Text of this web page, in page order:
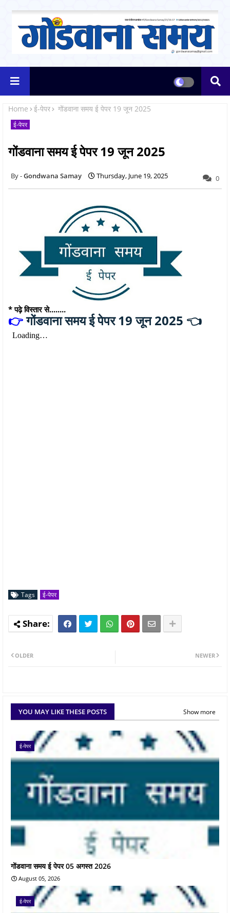
Home ई-पेपर गोंडवाना समय ई पेपर 19 जून 2025
ई-पेपर
गोंडवाना समय ई पेपर 19 जून 2025
Gondwana Samay Thursday, June 19, 2025 0
* पढ़े विस्तार से........
👉गोंडवाना समय ई पेपर 19 जून 2025 👈
Tags ई-पेपर
NEWER
OLDER
YOU MAY LIKE THESE POSTS Show more
ई-पेपर
गोंडवाना समय ई पेपर 05 अगस्त 2026
August 05, 2026
ई-पेपर